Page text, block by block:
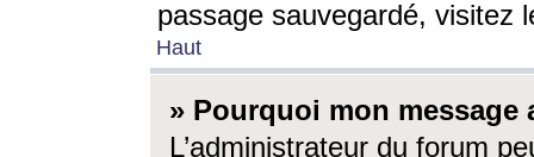
passage sauvegardé, visitez
Haut
» Pourquoi mon message
L’administrateur du forum